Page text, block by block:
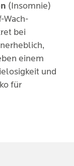
(Insomnie)
Wach-
bei
einem
und
für